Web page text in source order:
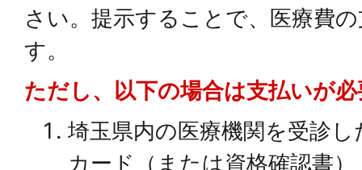
さい。提示することで、医療費
す。
ただし、以下の場合は支払いが
埼玉県内の医療機関を受診
カード（または資格確認書